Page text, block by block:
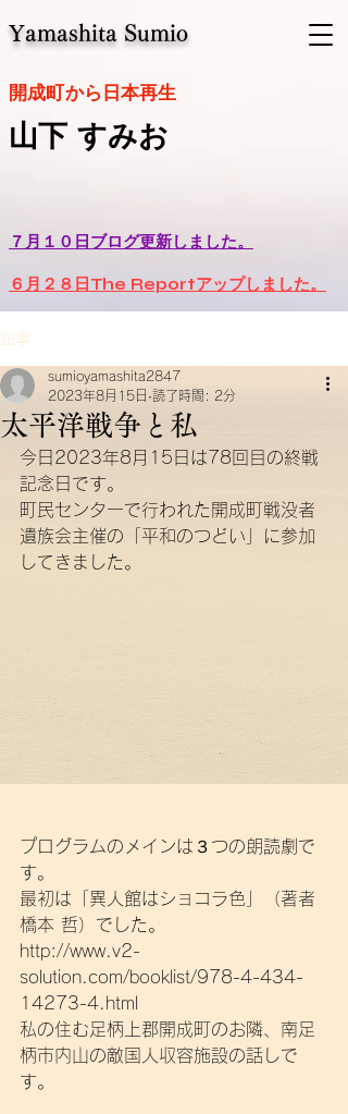
Yamashita Sumio
​開成町から日本再生
山下 すみお
６月２８日The Reportアップしました。
７月１０日ブログ更新しました。
記事
太平洋戦争と私
sumioyamashita2847
2023年8月15日 読了時間: 2分
今日2023年8月15日は78回目の終戦
記念日です。
町民センターで行われた開成町戦没者
遺族会主催の「平和のつどい」に参加
してきました。
プログラムのメインは３つの朗読劇で
す。
最初は「異人館はショコラ色」（著者
橋本 哲）でした。
http://www.v2-
solution.com/booklist/978-4-434-
14273-4.html
私の住む足柄上郡開成町のお隣、南足
柄市内山の敵国人収容施設の話しで
す。